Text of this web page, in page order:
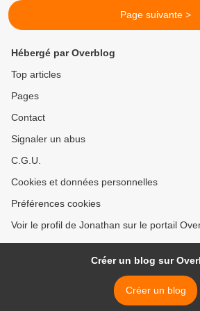
Page suivante >
Hébergé par Overblog
Top articles
Pages
Contact
Signaler un abus
C.G.U.
Cookies et données personnelles
Préférences cookies
Voir le profil de Jonathan sur le portail
Créer un blog sur
Créer un blog